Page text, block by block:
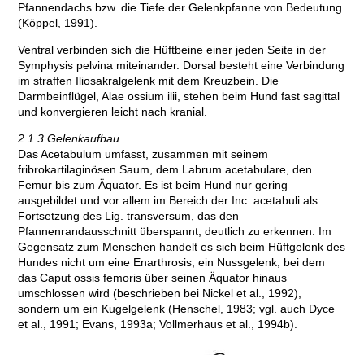
Pfannendachs bzw. die Tiefe der Gelenkpfanne von Bedeutung
(Köppel, 1991).
Ventral verbinden sich die Hüftbeine einer jeden Seite in der
Symphysis pelvina miteinander. Dorsal besteht eine Verbindung
im straffen Iliosakralgelenk mit dem Kreuzbein. Die
Darmbeinflügel, Alae ossium ilii, stehen beim Hund fast sagittal
und konvergieren leicht nach kranial.
2.1.3 Gelenkaufbau
Das Acetabulum umfasst, zusammen mit seinem
fribrokartilaginösen Saum, dem Labrum acetabulare, den
Femur bis zum Äquator. Es ist beim Hund nur gering
ausgebildet und vor allem im Bereich der Inc. acetabuli als
Fortsetzung des Lig. transversum, das den
Pfannenrandausschnitt überspannt, deutlich zu erkennen. Im
Gegensatz zum Menschen handelt es sich beim Hüftgelenk des
Hundes nicht um eine Enarthrosis, ein Nussgelenk, bei dem
das Caput ossis femoris über seinen Äquator hinaus
umschlossen wird (beschrieben bei Nickel et al., 1992),
sondern um ein Kugelgelenk (Henschel, 1983; vgl. auch Dyce
et al., 1991; Evans, 1993a; Vollmerhaus et al., 1994b).